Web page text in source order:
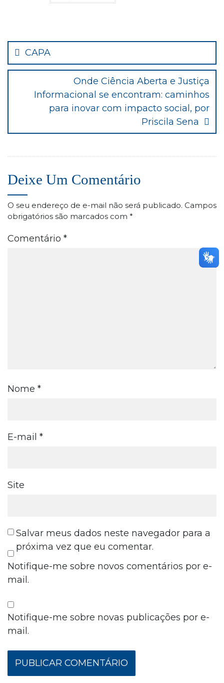
de
Post
CAPA
Onde Ciência Aberta e Justiça
Informacional se encontram: caminhos
para inovar com impacto social, por
Priscila Sena
Deixe Um Comentário
O seu endereço de e-mail não será publicado. Campos
obrigatórios são marcados com *
Comentário *
Nome *
E-mail *
Site
Salvar meus dados neste navegador para a
próxima vez que eu comentar.
Notifique-me sobre novos comentários por e-
mail.
Notifique-me sobre novas publicações por e-
mail.